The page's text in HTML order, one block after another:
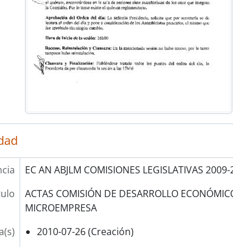
EC AN ABJLM COMISIONES LEGISLATIVAS 2009-
ACTAS COMISIÓN DE DESARROLLO
MICROEMPRESA
2010-07-26 (Creación)